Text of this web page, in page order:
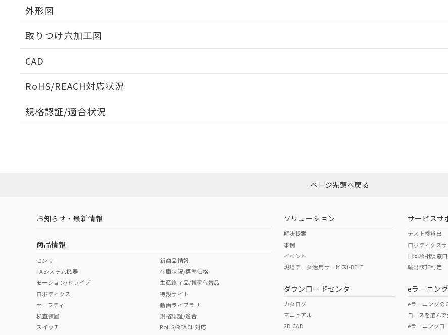
外形図
取りつけ穴加工図
CAD
RoHS/REACH対応状況
EU RoHS 注意事項・凡例
ダウンロードはこちら
中国 RoHS 注意事項・凡例
中国 RoHS表
Pb Hg Cr(VI)
規格認証/適合状況
（イギリス
（ノルウェー
（日本
（アメリカ
この製品の規格認証/適合
その他の認証はこちらのページからご
ページ先頭へ戻る
お知らせ・最新情報
商品情報
センサ
FAシステム機器
モーション/ドライブ
ロボティクス
セーフティ
検査装置
スイッチ
新商品情報
在庫状況/標準価格
生産終了品/推奨代替品
特設サイト
動画ライブラリ
規格認証/適合
RoHS/REACH対応
ソリューション
解決提案
事例
イベント
現場データ活用サービスi-BELT
ダウンロードセンタ
カタログ
マニュアル
2D CAD
サービスサ
テスト機貸出
ロボティクス
日本語相談窓
輸出該非判定
eラーニン
eラーニングの
コースを選ん
eラーニングコ